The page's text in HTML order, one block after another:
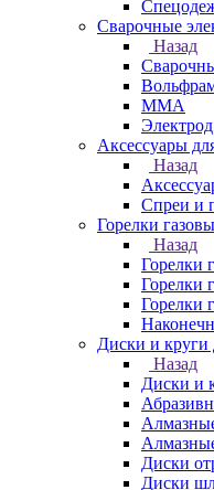
Сварочные
Назад
ММА
Аксессуары
Назад
Спреи и
Горелки
Назад
Горелки
Горелки
Горелки
Диски и
Назад
Диски и
Диски
Диски